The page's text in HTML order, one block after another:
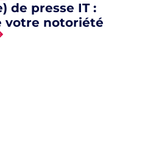
de presse IT :
votre notoriété